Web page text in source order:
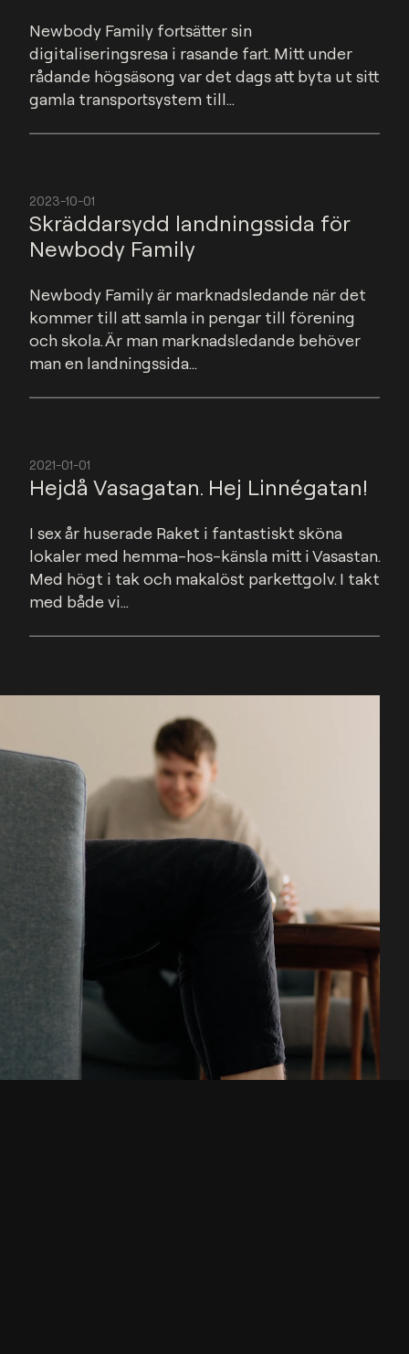
Newbody Family fortsätter sin
digitaliseringsresa i rasande fart. Mitt under
rådande högsäsong var det dags att byta ut sitt
gamla transportsystem till...
2023-10-01
Skräddarsydd landningssida för
Newbody Family
Newbody Family är marknadsledande när det
kommer till att samla in pengar till förening
och skola. Är man marknadsledande behöver
man en landningssida...
2021-01-01
Hejdå Vasagatan. Hej Linnégatan!
I sex år huserade Raket i fantastiskt sköna
lokaler med hemma-hos-känsla mitt i Vasastan.
Med högt i tak och makalöst parkettgolv. I takt
med både vi...